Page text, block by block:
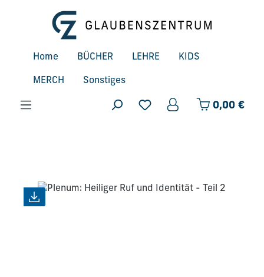
Zum Hauptinhalt springen
Home BÜCHER LEHRE KIDS
MERCH Sonstiges
0,00 €